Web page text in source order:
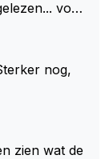
voor
nog,
zien wat de